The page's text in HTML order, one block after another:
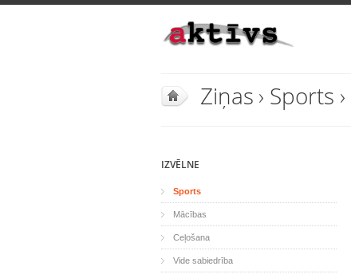
Ziņas › Sports ›
IZVĒLNE
Sports
Mācības
Ceļošana
Vide sabiedrība